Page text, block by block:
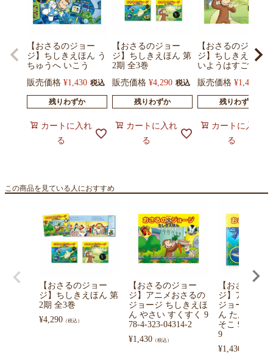
【おさるのジョー
ジ】ちしきえほん う
ちゅうへ いこう
販売価格 ¥1,430 税込
残りわずか
カートに入れ
る
【おさるのジョー
ジ】ちしきえほん 第
2期 全3巻
販売価格 ¥4,290 税込
残りわずか
カートに入れ
る
【おさるのジョー
ジ】ちしきえほん
いようはすごい
販売価格 ¥1,430
残りわずか
カートに入れ
る
この商品を見ている人におすすめ
【おさるのジョー
ジ】ちしきえほん 第
2期 全3巻
¥4,290 （税込）
【おさるのジョー
ジ】アニメおさるの
ジョージ ちしきえほ
ん やさい すくすく 9
78-4-323-04314-2
¥1,430 （税込）
【おさるのジ
ジ】アニメお
ジョージ ち
ん たんけん
そこ 978-4-
9
¥1,430